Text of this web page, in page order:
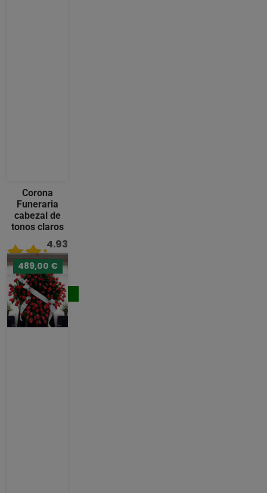
Corona
Funeraria
cabezal de
tonos claros
4.93
/ 5
242,00 €
Comprar
489,00 €